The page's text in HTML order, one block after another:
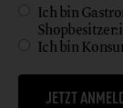
Ich bin
Ich bin
JETZT